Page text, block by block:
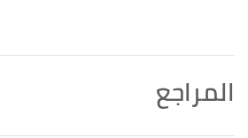
المراجع